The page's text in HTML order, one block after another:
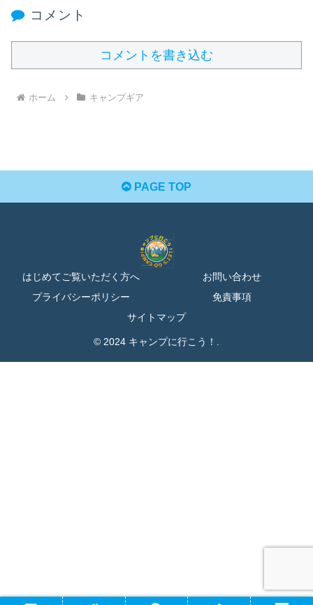
コメント
コメントを書き込む
ホーム キャンプギア
PAGE TOP
はじめてご覧いただく方へ
お問い合わせ
プライバシーポリシー
免責事項
サイトマップ
© 2024 キャンプに行こう！.